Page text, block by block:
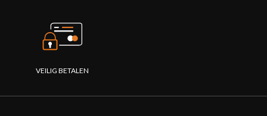
VEILIG BETALEN